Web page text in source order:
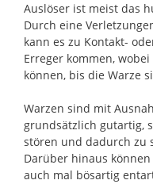
Auslöser ist meist das
Durch eine
kann es zu Kontakt-
Erreger kommen,
können, bis die Warze
Warzen sind mit
grundsätzlich gutartig,
stören und dadurch zu
Darüber hinaus
auch mal bösartig